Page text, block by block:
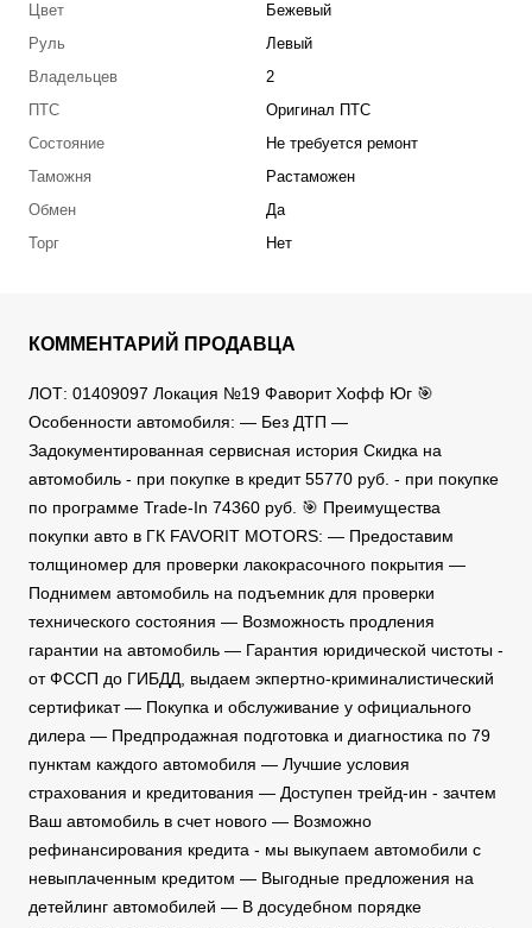
Цвет
Бежевый
Руль
Левый
Владельцев
2
ПТС
Оригинал ПТС
Состояние
Не требуется ремонт
Таможня
Растаможен
Обмен
Да
Торг
Нет
КОММЕНТАРИЙ ПРОДАВЦА
ЛОТ: 01409097 Локация №19 Фаворит Хофф Юг 🎯
Особенности автомобиля: — Без ДТП —
Задокументированная сервисная история Скидка на
автомобиль - при покупке в кредит 55770 руб. - при покупке
по программе Trade-In 74360 руб. 🎯 Преимущества
покупки авто в ГК FAVORIT MOTORS: — Предоставим
толщиномер для проверки лакокрасочного покрытия —
Поднимем автомобиль на подъемник для проверки
технического состояния — Возможность продления
гарантии на автомобиль — Гарантия юридической чистоты -
от ФССП до ГИБДД, выдаем экпертно-криминалистический
сертификат — Покупка и обслуживание у официального
дилера — Предпродажная подготовка и диагностика по 79
пунктам каждого автомобиля — Лучшие условия
страхования и кредитования — Доступен трейд-ин - зачтем
Ваш автомобиль в счет нового — Возможно
рефинансирования кредита - мы выкупаем автомобили с
невыплаченным кредитом — Выгодные предложения на
детейлинг автомобилей — В досудебном порядке